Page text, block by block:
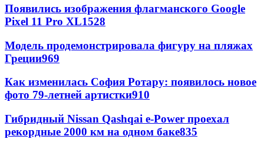
Появились изображения флагманского Google
Pixel 11 Pro XL1528
Модель продемонстрировала фигуру на пляжах
Греции969
Как изменилась София Ротару: появилось новое
фото 79-летней артистки910
Гибридный Nissan Qashqai e-Power проехал
рекордные 2000 км на одном баке835